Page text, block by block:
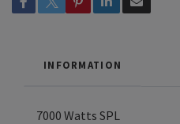
INFORMATION
7000 Watts SPL